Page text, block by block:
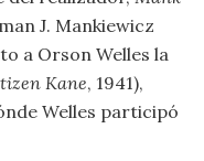
J. Mankiewicz
a Orson Welles la
Kane, 1941),
Welles participó